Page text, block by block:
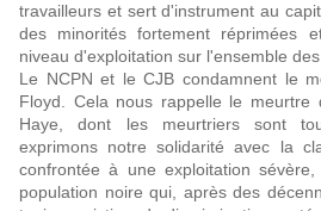
travailleurs et sert d'instrument au
des minorités fortement réprimées
niveau d'exploitation sur l'ensemble
Le NCPN et le CJB condamnent le
Floyd. Cela nous rappelle le meurtre
Haye, dont les meurtriers sont
exprimons notre solidarité avec la
confrontée à une exploitation
population noire qui, après des